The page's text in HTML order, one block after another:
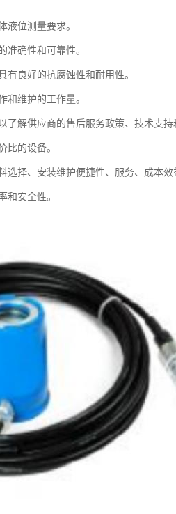
液位测量要求。
准确性和可靠性。
良好的抗腐蚀性和耐用性。
和维护的工作量。
解供应商的售后服务政策、技术支持
比的设备。
择、安装维护便捷性、服务、成本
和安全性。